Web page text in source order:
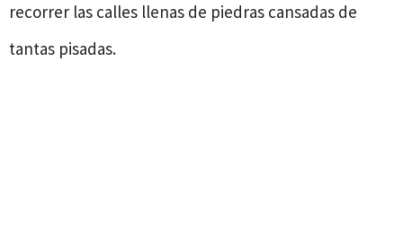
recorrer las calles llenas de piedras cansadas de
tantas pisadas.